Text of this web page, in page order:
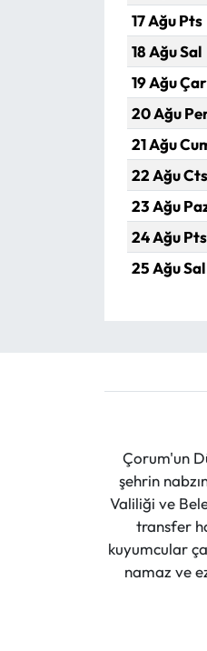
17 Ağu Pts
18 Ağu Sal
19 Ağu Çar
20 Ağu
21 Ağu
22 Ağu Cts
23 Ağu
24 Ağu Pts
25 Ağu Sal
Çorum'un
şehrin
Valiliği ve
transfer
kuyumcular
namaz ve
Yayla Haber
Yemek Tarifleri
Yerel Haberler